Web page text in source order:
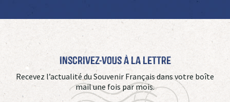
Inscrivez-vous à La Lettre
Recevez l’actualité du Souvenir Français dans votre boîte
mail une fois par mois.